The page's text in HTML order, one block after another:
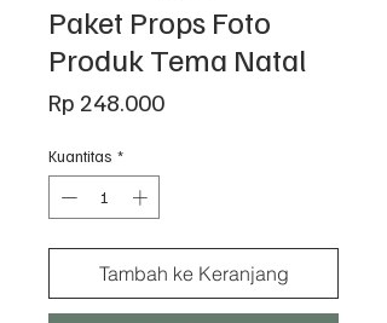
Paket Props Foto
Produk Tema Natal
Rp 248.000Harga
Kuantitas *
Tambah ke Keranjang